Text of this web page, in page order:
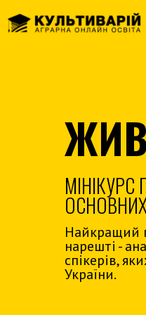
Найкращий
нарешті -
спікерів,
України.